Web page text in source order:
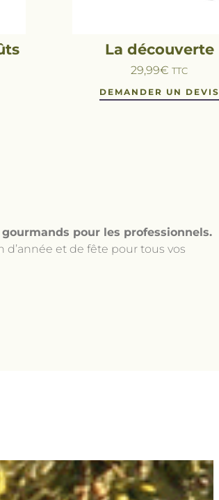
La découverte
29,99€ TTC
DEMANDER UN DEVIS
pour les professionnels.
et de fête pour tous vos